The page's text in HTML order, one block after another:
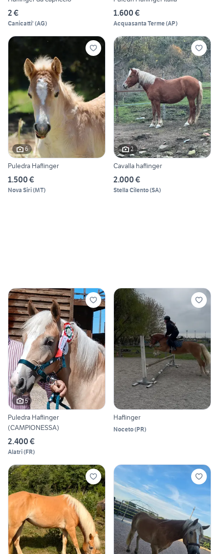
2 €
Canicatti' (AG)
1.600 €
Acquasanta Terme(AP)
6
Puledra Haflinger
1.500 €
Nova Siri(MT)
2
Cavalla haflinger
2.000 €
Stella Cilento(SA)
5
Puledra Haflinger
(CAMPIONESSA)
2.400 €
Alatri(FR)
Haflinger
Noceto(PR)